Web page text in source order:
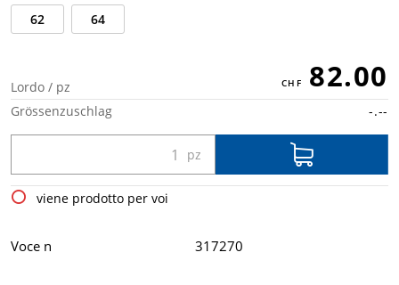
62 64
Lordo / pz 82.00
Grössenzuschlag -.--
viene prodotto per voi
Voce n 317270